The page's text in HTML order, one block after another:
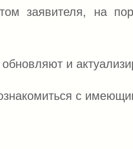
заявителя, на
и
с